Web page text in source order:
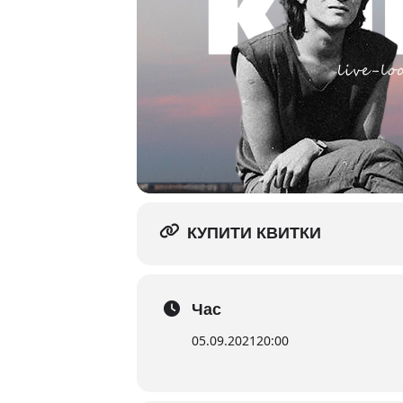
КУПИТИ КВИТКИ
Час
05.09.202120:00